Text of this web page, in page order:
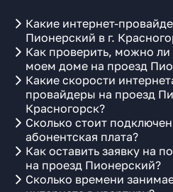
Какие интернет-
Пионерский в г.
Как проверить, можно ли
моем доме на проезд
Какие скорости
провайдеры на проезд
Красногорск?
Сколько стоит
абонентская плата?
Как оставить заявку на
на проезд Пионерский?
Сколько времени